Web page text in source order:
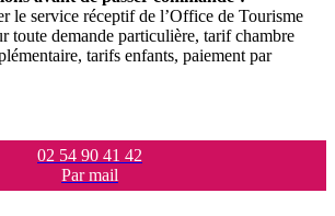
le service réceptif de l’Office de Tourisme
toute demande particulière, tarif chambre
tarifs enfants, paiement par
02 54 90 41 42
Par mail